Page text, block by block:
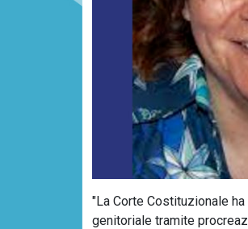
"La Corte Costituzionale
genitoriale tramite